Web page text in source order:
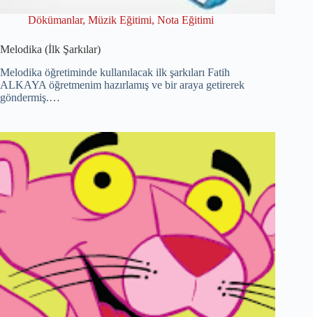
Dökümanlar, Müzik Eğitimi, Nota Eğitimi
Melodika (İlk Şarkılar)
Melodika öğretiminde kullanılacak ilk şarkıları Fatih
ALKAYA öğretmenim hazırlamış ve bir araya getirerek
göndermiş.…